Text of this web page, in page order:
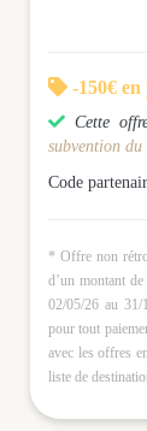
 -150€ en
 Cette
subvention du
Code
* Offre non
d’un montant
02/05/26 au
pour tout
avec les offres
liste de